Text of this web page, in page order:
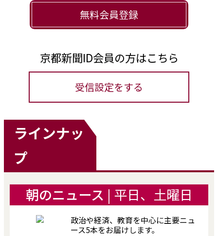
無料会員登録
京都新聞ID会員の方はこちら
受信設定をする
ラインナッ
プ
朝のニュース | 平日、土曜日
政治や経済、教育を中心に主要ニュ
ース5本をお届けします。